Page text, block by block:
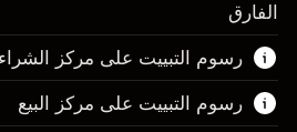
هذا السوق المالي متاح
الفروقات.
اعرف المزيد عن:
الفارق
رسوم التبييت على مركز الشراء
رسوم التبييت على مركز البيع